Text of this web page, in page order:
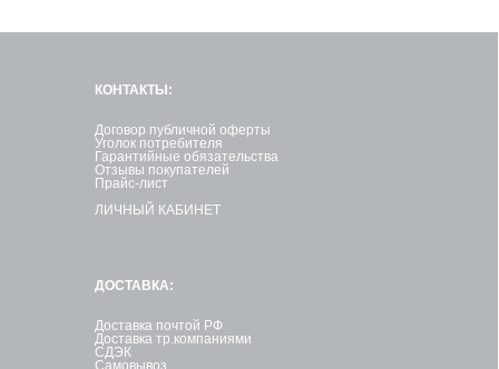
КОНТАКТЫ:
Договор публичной оферты
Уголок потребителя
Гарантийные обязательства
Отзывы покупателей
Прайс-лист
ЛИЧНЫЙ КАБИНЕТ
ДОСТАВКА:
Доставка почтой РФ
Доставка тр.компаниями
СДЭК
Самовывоз